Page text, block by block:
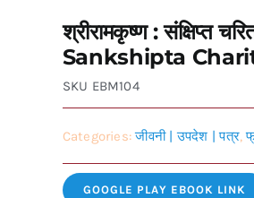
श्रीरामकृष्ण : संक्षिप्त
Sankshipta
SKU EBM104
Categories:जीवनी | उपदेश | पत्र,
GOOGLE PLAY EBOOK LINK